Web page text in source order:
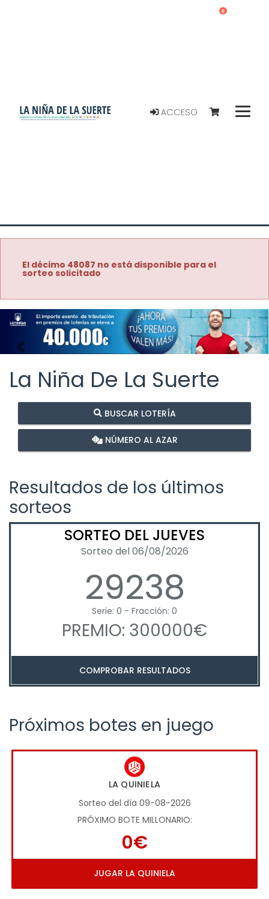
ACCESO
0
El décimo 48087 no está disponible para el
sorteo solicitado
Imagen anterior
La Niña De La Suerte
BUSCAR LOTERÍA
NÚMERO AL AZAR
Resultados de los últimos
sorteos
SORTEO DEL JUEVES
Sorteo del 06/08/2026
29238
Serie: 0 - Fracción: 0
PREMIO: 300000€
COMPROBAR RESULTADOS
Próximos botes en juego
LA QUINIELA
Sorteo del día 09-08-2026
PRÓXIMO BOTE MILLONARIO:
0€
JUGAR LA QUINIELA